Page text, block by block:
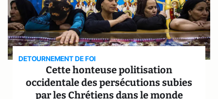
DETOURNEMENT DE FOI
Cette honteuse politisation
occidentale des persécutions subies
par les Chrétiens dans le monde